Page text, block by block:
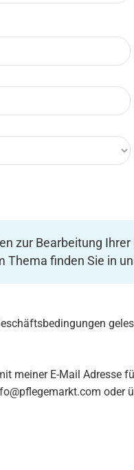
zur Bearbeitung
Thema finden Sie in
meiner E-Mail Adresse
oder